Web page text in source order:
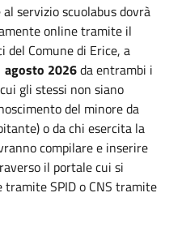
servizio scuolabus dovrà
online tramite il
del Comune di Erice, a
agosto 2026da entrambi i
gli stessi non siano
del minore da
o da chi esercita la
compilare e inserire
il portale cui si
SPID o CNS tramite